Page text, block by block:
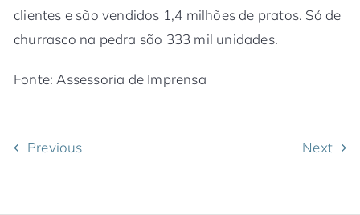
clientes e são vendidos 1,4 milhões de pratos. Só de
churrasco na pedra são 333 mil unidades.
Fonte: Assessoria de Imprensa
Previous Next